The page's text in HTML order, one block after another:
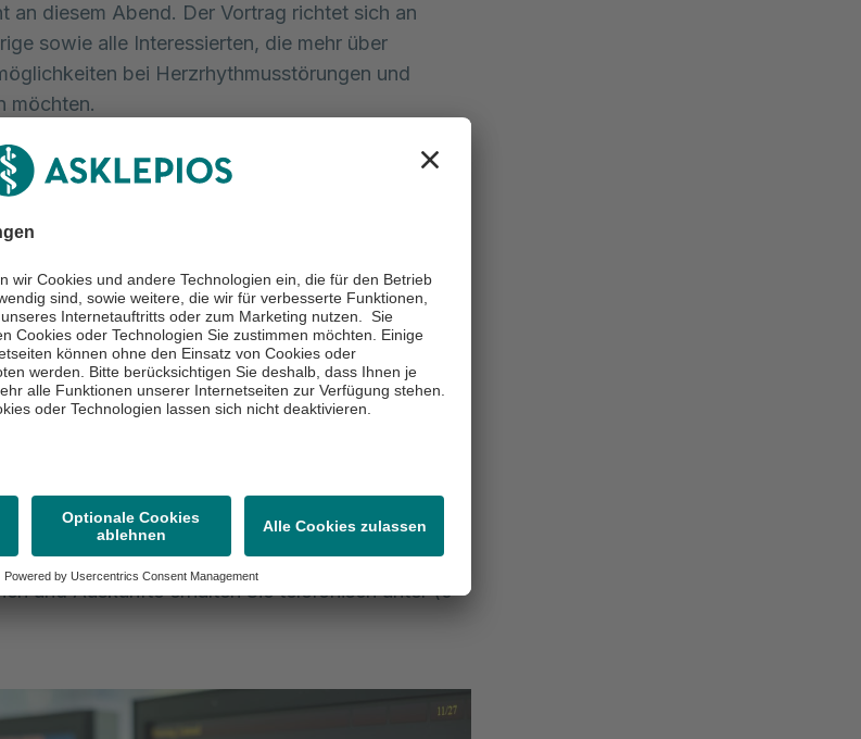
an diesem Abend. Der Vortrag richtet sich an
sowie alle Interessierten, die mehr über
bei Herzrhythmusstörungen und
möchten.
und implantierbaren Defibrillatoren (ICD), ihre
die medizinischen Gründe für ihren Einsatz.
er über typische Erkrankungen, bei denen die
Leben. „Viele Patientinnen und Patienten
wenn ihnen ein Herzschrittmacher oder ein
Mir ist es wichtig zu vermitteln, dass beide
werden, um die Herzfunktion zu unterstützen
die Sicherheit der Betroffenen zu verbessern.
Entscheidungen treffen“, erklärt der Experte.
Raum für Fragen und hilft Betroffenen dabei, die
besser zu verstehen und einzuordnen.
kostenlos. Eine Anmeldung ist nicht
und Auskünfte erhalten Sie telefonisch unter (0